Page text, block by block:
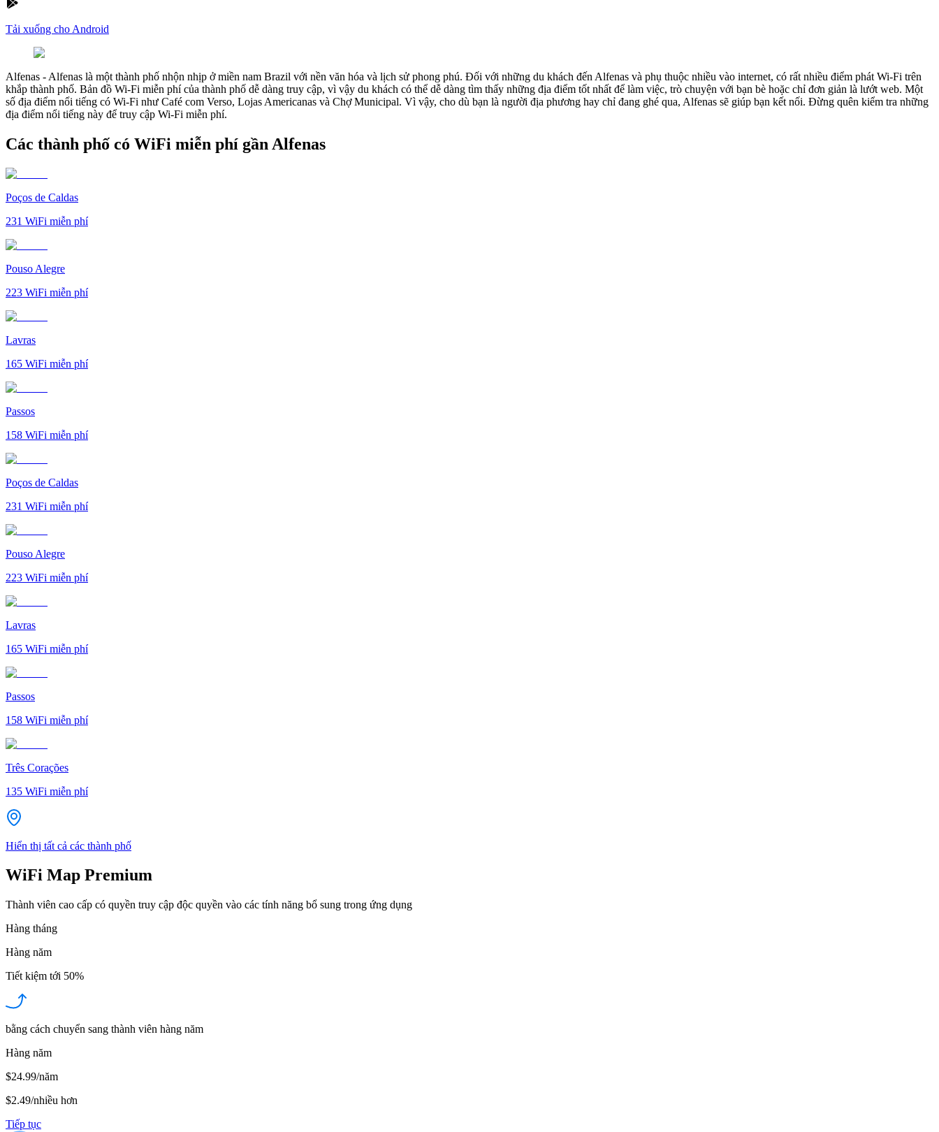
Tải xuống cho Android
Alfenas - Alfenas là một thành phố nhộn nhịp ở miền nam Brazil với nền văn hóa và lịch sử phong phú. Đối với những du khách đến Alfenas và phụ thuộc nhiều vào internet, có rất nhiều điểm phát Wi-Fi trên
khắp thành phố. Bản đồ Wi-Fi miễn phí của thành phố dễ dàng truy cập, vì vậy du khách có thể dễ dàng tìm thấy những địa điểm tốt nhất để làm việc, trò chuyện với bạn bè hoặc chỉ đơn giản là lướt web. Một
số địa điểm nổi tiếng có Wi-Fi như Café com Verso, Lojas Americanas và Chợ Municipal. Vì vậy, cho dù bạn là người địa phương hay chỉ đang ghé qua, Alfenas sẽ giúp bạn kết nối. Đừng quên kiểm tra những
địa điểm nổi tiếng này để truy cập Wi-Fi miễn phí.
Các thành phố có WiFi miễn phí gần Alfenas
Poços de Caldas
231 WiFi miễn phí
Pouso Alegre
223 WiFi miễn phí
Lavras
165 WiFi miễn phí
Passos
158 WiFi miễn phí
Poços de Caldas
231 WiFi miễn phí
Pouso Alegre
223 WiFi miễn phí
Lavras
165 WiFi miễn phí
Passos
158 WiFi miễn phí
Três Corações
135 WiFi miễn phí
Hiển thị tất cả các thành phố
WiFi Map Premium
Thành viên cao cấp có quyền truy cập độc quyền vào các tính năng bổ sung trong ứng dụng
Hàng tháng
Hàng năm
Tiết kiệm tới 50%
bằng cách chuyển sang thành viên hàng năm
Hàng năm
$24.99/năm
$2.49/nhiều hơn
Tiếp tục